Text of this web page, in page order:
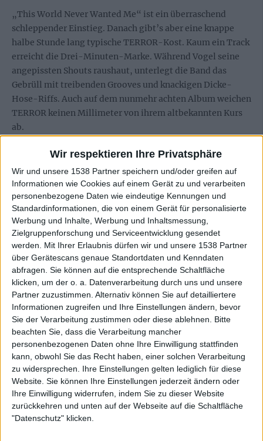
Wir respektieren Ihre Privatsphäre
Wir und unsere 1538 Partner speichern und/oder greifen auf
Informationen wie Cookies auf einem Gerät zu und verarbeiten
personenbezogene Daten wie eindeutige Kennungen und
Standardinformationen, die von einem Gerät für personalisierte
Werbung und Inhalte, Werbung und Inhaltsmessung,
Zielgruppenforschung und Serviceentwicklung gesendet
werden. Mit Ihrer Erlaubnis dürfen wir und unsere 1538 Partner
über Gerätescans genaue Standortdaten und Kenndaten
abfragen. Sie können auf die entsprechende Schaltfläche
klicken, um der o. a. Datenverarbeitung durch uns und unsere
Partner zuzustimmen. Alternativ können Sie auf detailliertere
Informationen zugreifen und Ihre Einstellungen ändern, bevor
Sie der Verarbeitung zustimmen oder diese ablehnen. Bitte
beachten Sie, dass die Verarbeitung mancher
personenbezogenen Daten ohne Ihre Einwilligung stattfinden
kann, obwohl Sie das Recht haben, einer solchen Verarbeitung
zu widersprechen. Ihre Einstellungen gelten lediglich für diese
Website. Sie können Ihre Einstellungen jederzeit ändern oder
Ihre Einwilligung widerrufen, indem Sie zu dieser Website
zurückkehren und unten auf der Webseite auf die Schaltfläche
"Datenschutz" klicken.
„This World Never Wanted Me“ ist ein überraschend
schleppender Einstieg. Danach gibt’s aber eine knappe
halbe Stunde lang typische TERROR-Kost. Kaum ein Track
erreicht die Drei-Minuten-Marke. Während Vogel seine
angepissten Shouts raushaut, unterlegt die Band das
Gebrüll mit treibenden Grooves und knackigen Dicke-
Hose-Riffs. Auch auf dem nunmehr achten Album weichen
TERROR keinen Millimeter von ihrem altbekannten Kurs
ab.
Das Verrückte daran ist: Im achten Anlauf funktioniert das
Konzept immer noch so gut wie beim 15 Jahre alten
Debütalbum „Lowest Of The Low„. Egal ob „Mental
Demolition“ ,“Get Off My Back“ oder der pfeilschnelle
Titelsong – TERROR verstehen ihr Handwerk. Die mal
punkigen, mal metallischen Riffs machen durchweg Spaß
und Scott Vogels Shouter Qualitäten sind so unantastbar
wie eh und je.
„Total Retaliation“ besticht durch
Kompaktheit
Alle Songs kommen ohne Umschweife auf den Punkt. Nur
gelegentlich gibt es das ein oder andere kleine
Gitarrensolo zur Auflockerung. Einen hymnenhaften
Refrain wie einst in „Overcome“ wiederum findet man in
„Spirit Of Sacrifice“. Währenddessen werden alle
Gangshout-Fetischisten bei „Behind The Bars“ ihr Glück
finden. Die einzige echte Überraschung ist das „Post